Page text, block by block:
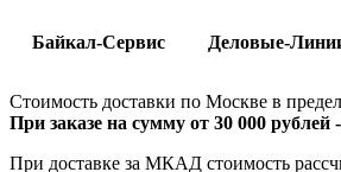
Байкал-Сервис Деловые-
Стоимость доставки по Москве в
При заказе на сумму от 30 000 рублей
При доставке за МКАД стоимость